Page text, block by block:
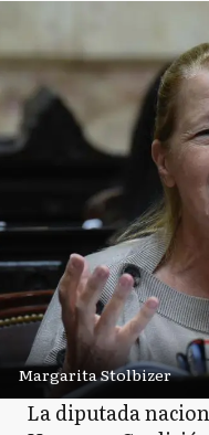
Margarita Stolbizer
La diputada